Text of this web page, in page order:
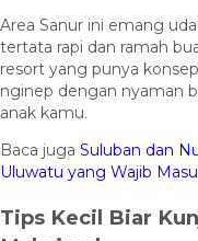
Area Sanur ini emang
tertata rapi dan ramah
resort yang punya
nginep dengan nyaman
anak kamu.
Baca juga Suluban dan
Uluwatu yang Wajib
Tips Kecil Biar